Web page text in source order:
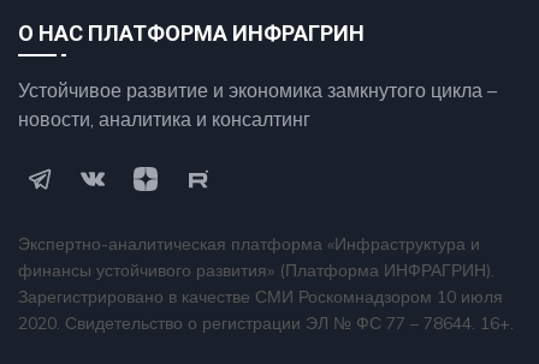
О НАС ПЛАТФОРМА ИНФРАГРИН
Устойчивое развитие и экономика замкнутого цикла –
новости, аналитика и консалтинг
Экспертно-аналитическая платформа «Инфраструктура и
финансы устойчивого развития» (Платформа ИНФРАГРИН).
Зарегистрировано в качестве СМИ Роскомнадзором 10 июля
2020. Свидетельство о регистрации ЭЛ № ФС 77 – 78644. 16+.